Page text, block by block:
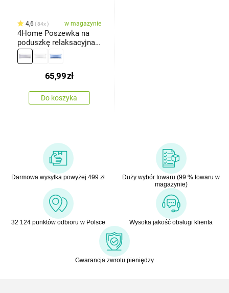
4,6 84x w magazynie
4Home Poszewka na
poduszkę relaksacyjna
Mąż zastępczy,
jasnoszara, 45 x 120 cm
65,99zł
Do koszyka
Darmowa wysyłka powyżej 499 zł
Duży wybór towaru (99 % towaru w
magazynie)
32 124 punktów odbioru w Polsce Wysoka jakość obsługi klienta
Gwarancja zwrotu pieniędzy